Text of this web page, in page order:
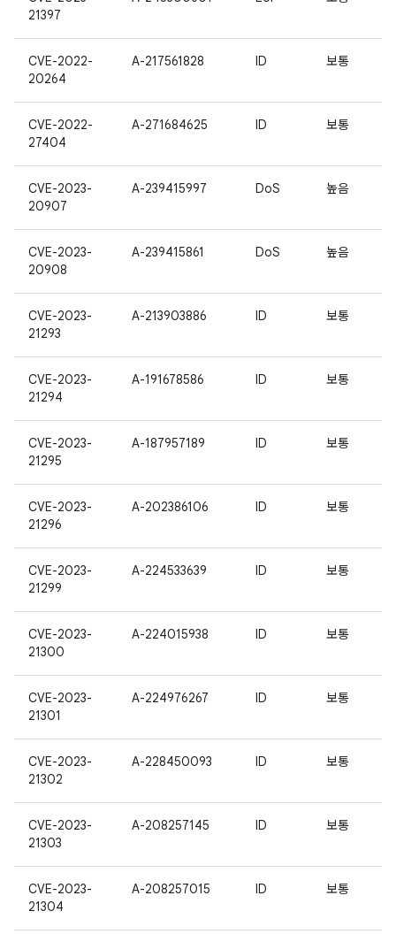
21397
CVE-2022-
20264
A-217561828 ID 보통
CVE-2022-
27404
A-271684625 ID 보통
CVE-2023-
20907
A-239415997 DoS 높음
CVE-2023-
20908
A-239415861 DoS 높음
CVE-2023-
21293
A-213903886 ID 보통
CVE-2023-
21294
A-191678586 ID 보통
CVE-2023-
21295
A-187957189 ID 보통
CVE-2023-
21296
A-202386106 ID 보통
CVE-2023-
21299
A-224533639 ID 보통
CVE-2023-
21300
A-224015938 ID 보통
CVE-2023-
21301
A-224976267 ID 보통
CVE-2023-
21302
A-228450093 ID 보통
CVE-2023-
21303
A-208257145 ID 보통
CVE-2023-
21304
A-208257015 ID 보통